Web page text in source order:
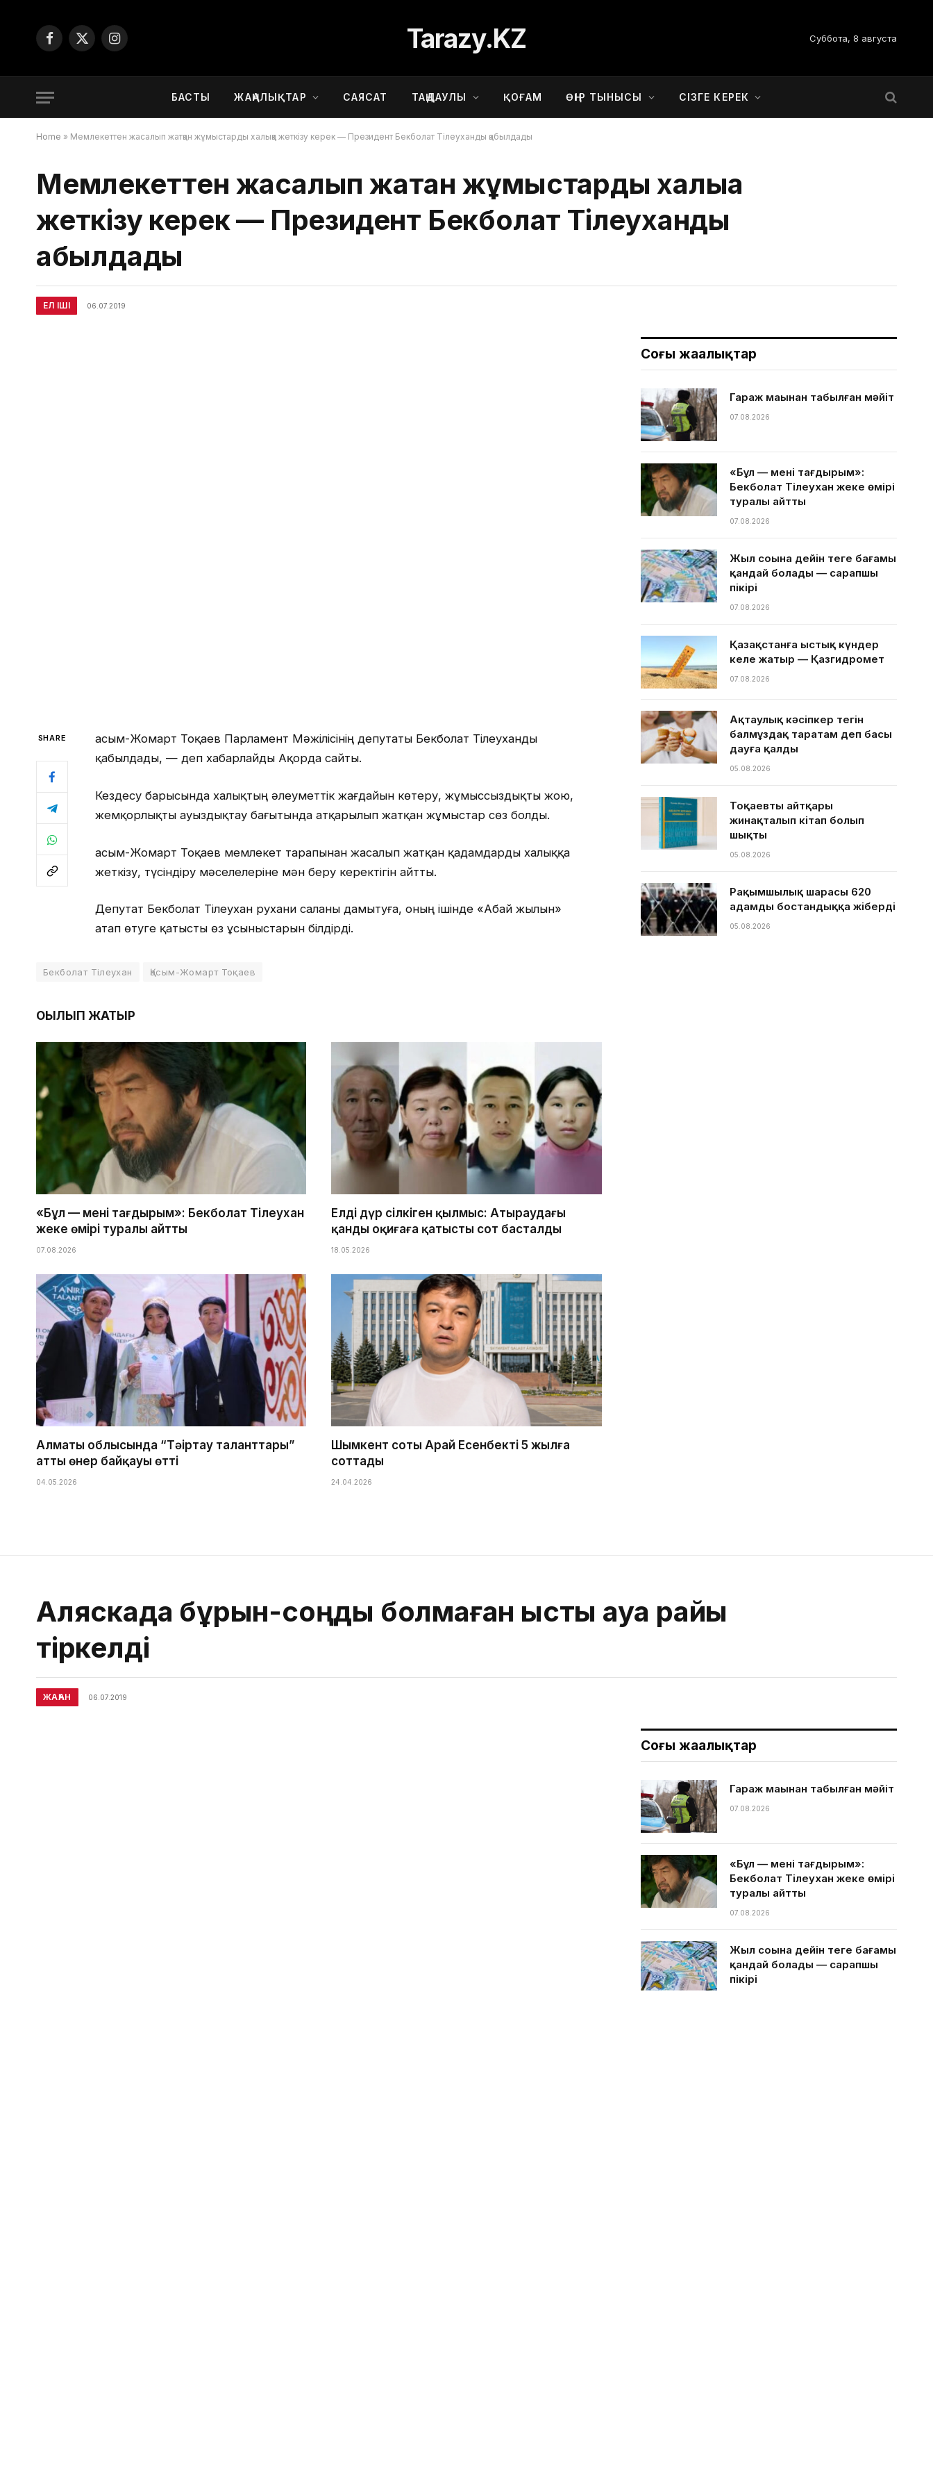
Facebook
X
Instagram Tarazy.KZ Суббота, 8 августа
БАСТЫ ЖАҢАЛЫҚТАР САЯСАТ ТАҢДАУЛЫ ҚОҒАМ ӨҢІР ТЫНЫСЫ СІЗГЕ КЕРЕК
Home » Мемлекеттен жасалып жатқан жұмыстарды халыққа жеткізу керек — Президент Бекболат Тілеуханды қабылдады
Мемлекеттен жасалып жатқан жұмыстарды халыққа
жеткізу керек — Президент Бекболат Тілеуханды
қабылдады
ЕЛ ІШІ 06.07.2019
SHARE
Қасым-Жомарт Тоқаев Парламент Мәжілісінің депутаты Бекболат Тілеуханды
қабылдады, — деп хабарлайды Ақорда сайты.
Кездесу барысында халықтың әлеуметтік жағдайын көтеру, жұмыссыздықты жою,
жемқорлықты ауыздықтау бағытында атқарылып жатқан жұмыстар сөз болды.
Қасым-Жомарт Тоқаев мемлекет тарапынан жасалып жатқан қадамдарды халыққа
жеткізу, түсіндіру мәселелеріне мән беру керектігін айтты.
Депутат Бекболат Тілеухан рухани саланы дамытуға, оның ішінде «Абай жылын»
атап өтуге қатысты өз ұсыныстарын білдірді.
Бекболат Тілеухан Қасым-Жомарт Тоқаев
ОҚЫЛЫП ЖАТЫР
«Бұл — менің тағдырым»: Бекболат Тілеухан
жеке өмірі туралы айтты
07.08.2026
Елді дүр сілкіген қылмыс: Атыраудағы
қанды оқиғаға қатысты сот басталды
18.05.2026
Алматы облысында “Тәңіртау таланттары”
атты өнер байқауы өтті
04.05.2026
Шымкент соты Арай Есенбекті 5 жылға
соттады
24.04.2026
Соңғы жаңалықтар
Гараж маңынан табылған мәйіт
07.08.2026
«Бұл — менің тағдырым»:
Бекболат Тілеухан жеке өмірі
туралы айтты
07.08.2026
Жыл соңына дейін теңге бағамы
қандай болады — сарапшы
пікірі
07.08.2026
Қазақстанға ыстық күндер
келе жатыр — Қазгидромет
07.08.2026
Ақтаулық кәсіпкер тегін
балмұздақ таратам деп басы
дауға қалды
05.08.2026
Тоқаевтың айтқары
жинақталып кітап болып
шықты
05.08.2026
Рақымшылық шарасы 620
адамды бостандыққа жіберді
05.08.2026
Аляскада бұрын-соңды болмаған ыстық ауа райы
тіркелді
ЖАҺАН 06.07.2019
Соңғы жаңалықтар
Гараж маңынан табылған мәйіт
07.08.2026
«Бұл — менің тағдырым»:
Бекболат Тілеухан жеке өмірі
туралы айтты
07.08.2026
Жыл соңына дейін теңге бағамы
қандай болады — сарапшы
пікірі